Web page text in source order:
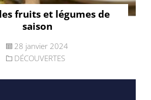
fruits et légumes de
saison
28 janvier 2024
DÉCOUVERTES